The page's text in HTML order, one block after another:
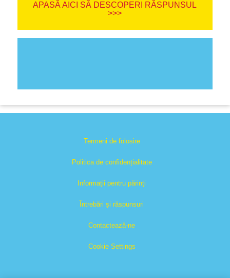
APASĂ AICI SĂ DESCOPERI RĂSPUNSUL
>>>
Termeni de folosire
Politica de confidențialitate
Informații pentru părinți
Întrebări și răspunsuri
Contactează-ne
Cookie Settings